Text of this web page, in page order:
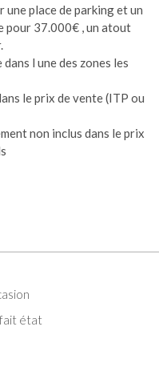
une place de parking et un
pour 37.000€ , un atout
l une des zones les
le prix de vente (ITP ou
non inclus dans le prix
état